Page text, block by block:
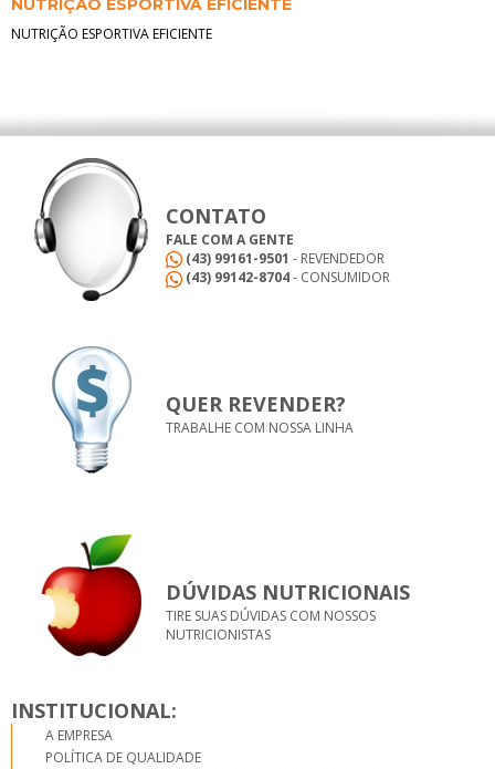
NUTRIÇÃO ESPORTIVA EFICIENTE
NUTRIÇÃO ESPORTIVA EFICIENTE
CONTATO
FALE COM A GENTE
(43) 99161-9501 - REVENDEDOR
(43) 99142-8704- CONSUMIDOR
QUER REVENDER?
TRABALHE COM NOSSA LINHA
DÚVIDAS NUTRICIONAIS
TIRE SUAS DÚVIDAS COM NOSSOS
NUTRICIONISTAS
INSTITUCIONAL:
A EMPRESA
POLÍTICA DE QUALIDADE